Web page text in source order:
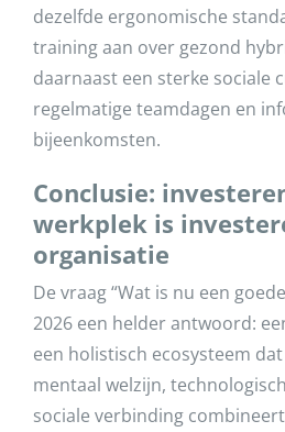
dezelfde ergonomische
training aan over gezond
daarnaast een sterke sociale
regelmatige teamdagen en
bijeenkomsten.
Conclusie:
werkplek is
organisatie
De vraag “Wat is nu een
2026 een helder antwoord:
een holistisch ecosysteem
mentaal welzijn,
sociale verbinding